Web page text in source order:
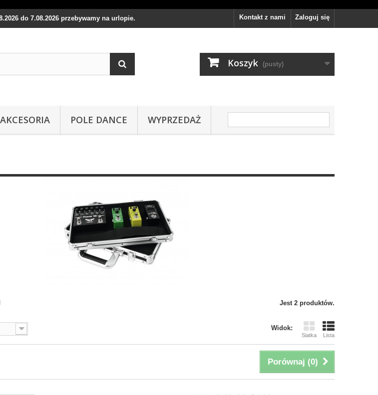
Zaloguj się
Kontakt z nami
do 7.08.2026 przebywamy na urlopie.
Koszyk (pusty)
AKCESORIA POLE DANCE WYPRZEDAŻ
Jest 2 produktów.
Widok:
Siatka Lista
Porównaj (0)